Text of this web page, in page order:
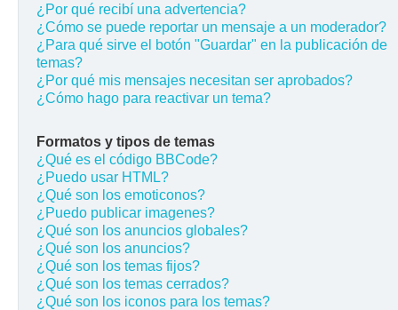
¿Por qué recibí una advertencia?
¿Cómo se puede reportar un mensaje a un moderador?
¿Para qué sirve el botón "Guardar" en la publicación de
temas?
¿Por qué mis mensajes necesitan ser aprobados?
¿Cómo hago para reactivar un tema?
Formatos y tipos de temas
¿Qué es el código BBCode?
¿Puedo usar HTML?
¿Qué son los emoticonos?
¿Puedo publicar imagenes?
¿Qué son los anuncios globales?
¿Qué son los anuncios?
¿Qué son los temas fijos?
¿Qué son los temas cerrados?
¿Qué son los iconos para los temas?